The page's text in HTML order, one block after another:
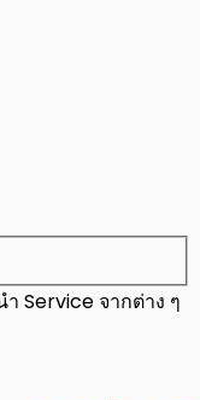
Service จากต่าง ๆ